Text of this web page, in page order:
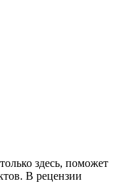
здесь, поможет
В рецензии